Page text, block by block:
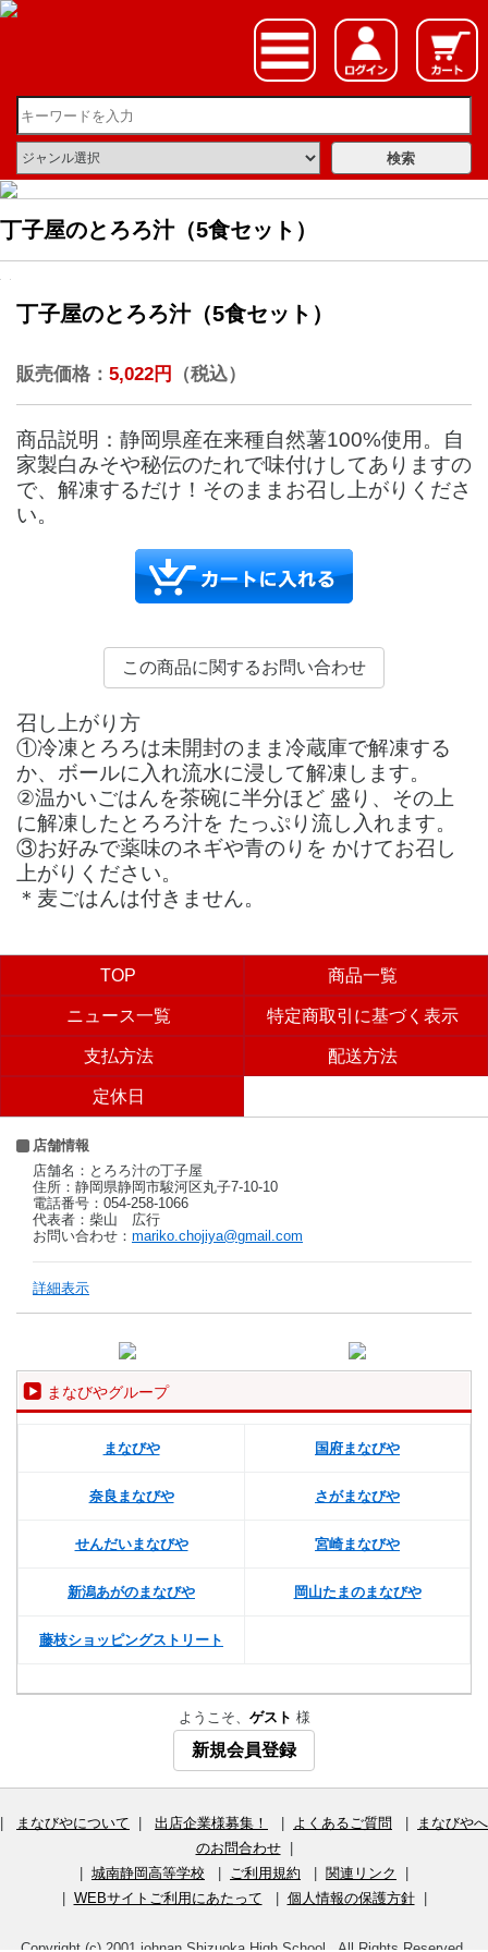
丁子屋のとろろ汁（5食セット）
丁子屋のとろろ汁（5食セット）
販売価格： 5,022円 （税込）
商品説明：静岡県産在来種自然薯100%使用。自
家製白みそや秘伝のたれで味付けしてありますの
で、解凍するだけ！そのままお召し上がりくださ
い。
召し上がり方
①冷凍とろろは未開封のまま冷蔵庫で解凍する
か、ボールに入れ流水に浸して解凍します。
②温かいごはんを茶碗に半分ほど 盛り、その上
に解凍したとろろ汁を たっぷり流し入れます。
③お好みで薬味のネギや青のりを かけてお召し
上がりください。
＊麦ごはんは付きません。
TOP 商品一覧
ニュース一覧 特定商取引に基づく表示
支払方法 配送方法
定休日
店舗情報
店舗名：とろろ汁の丁子屋
住所：静岡県静岡市駿河区丸子7-10-10
電話番号：054-258-1066
代表者：柴山 広行
お問い合わせ： mariko.chojiya@gmail.com
詳細表示
まなびやグループ
まなびや 国府まなびや
奈良まなびや さがまなびや
せんだいまなびや 宮崎まなびや
新潟あがのまなびや 岡山たまのまなびや
藤枝ショッピングストリート
ようこそ、 ゲスト 様
新規会員登録
まなびやについて 出店企業様募集！ よくあるご質問
まなびやへ
のお問合わせ|
城南静岡高等学校 ご利用規約 関連リンク
WEBサイトご利用にあたって 個人情報の保護方針|
Copyright (c) 2001 johnan Shizuoka High School., All Rights Reserved.